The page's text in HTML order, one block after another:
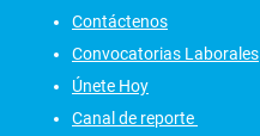
Contáctenos
Convocatorias Laborales
Únete Hoy
Canal de reporte